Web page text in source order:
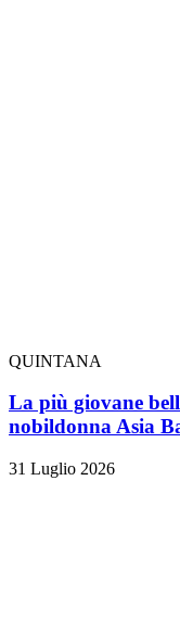
QUINTANA
La più giovane
nobildonna Asia
31 Luglio 2026